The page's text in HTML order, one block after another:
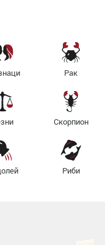
Рак
Скорпион
Риби